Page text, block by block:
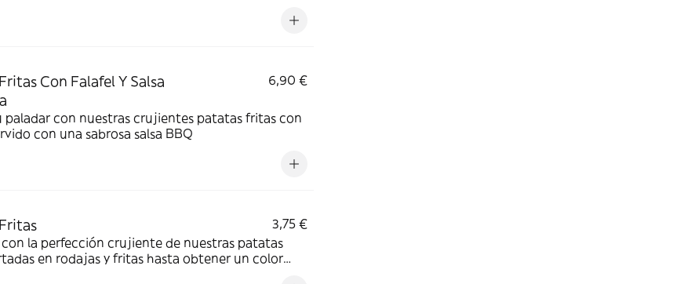
Con Falafel Y Salsa
6,90 €
paladar con nuestras crujientes patatas fritas con
con una sabrosa salsa BBQ
3,75 €
la perfección crujiente de nuestras patatas
en rodajas y fritas hasta obtener un color